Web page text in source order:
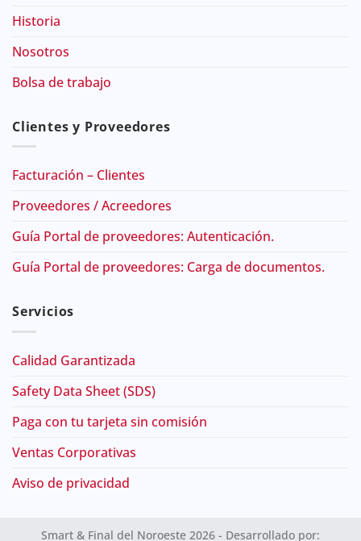
Historia
Nosotros
Bolsa de trabajo
Clientes y Proveedores
Facturación – Clientes
Proveedores / Acreedores
Guía Portal de proveedores: Autenticación.
Guía Portal de proveedores: Carga de documentos.
Servicios
Calidad Garantizada
Safety Data Sheet (SDS)
Paga con tu tarjeta sin comisión
Ventas Corporativas
Aviso de privacidad
Smart & Final del Noroeste 2026 - Desarrollado por: